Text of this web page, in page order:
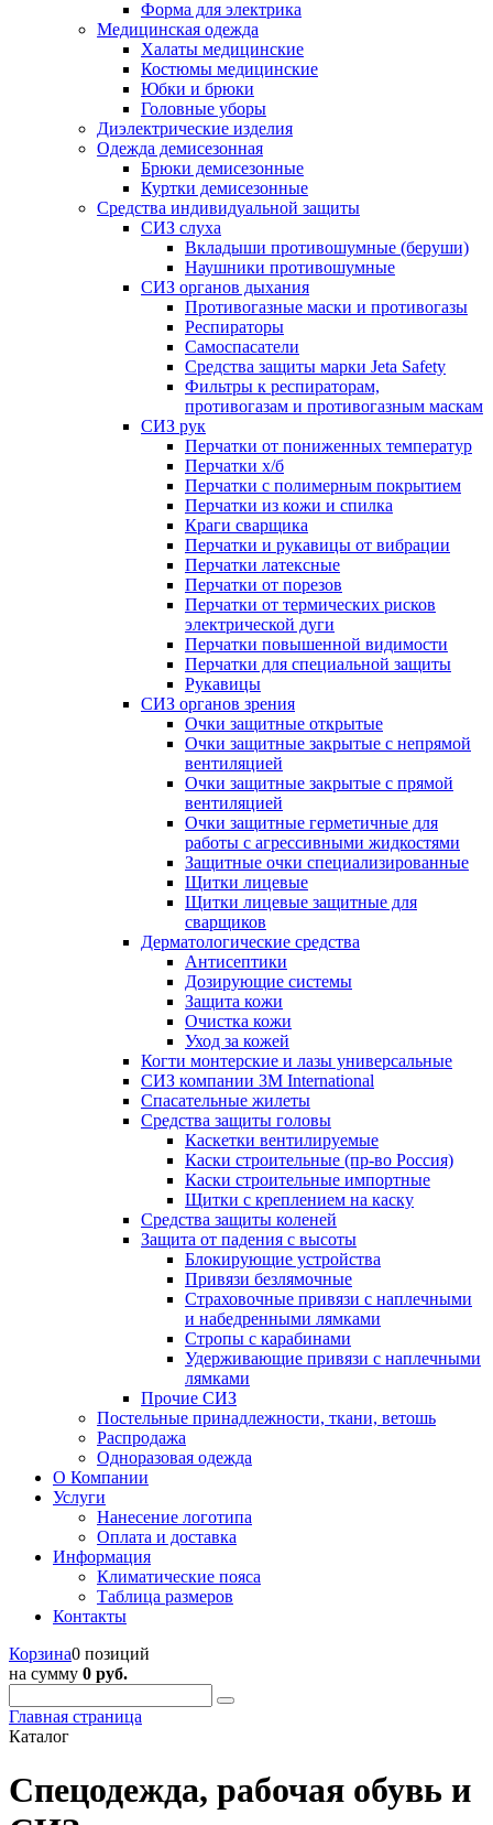
Форма для электрика
Медицинская одежда
Халаты медицинские
Костюмы медицинские
Юбки и брюки
Головные уборы
Диэлектрические изделия
Одежда демисезонная
Брюки демисезонные
Куртки демисезонные
Средства индивидуальной защиты
СИЗ слуха
Вкладыши противошумные (беруши)
Наушники противошумные
СИЗ органов дыхания
Противогазные маски и противогазы
Респираторы
Самоспасатели
Средства защиты марки Jeta Safety
Фильтры к респираторам,
противогазам и противогазным маскам
СИЗ рук
Перчатки от пониженных температур
Перчатки х/б
Перчатки с полимерным покрытием
Перчатки из кожи и спилка
Краги сварщика
Перчатки и рукавицы от вибрации
Перчатки латексные
Перчатки от порезов
Перчатки от термических рисков
электрической дуги
Перчатки повышенной видимости
Перчатки для специальной защиты
Рукавицы
СИЗ органов зрения
Очки защитные открытые
Очки защитные закрытые с непрямой
вентиляцией
Очки защитные закрытые с прямой
вентиляцией
Очки защитные герметичные для
работы с агрессивными жидкостями
Защитные очки специализированные
Щитки лицевые
Щитки лицевые защитные для
сварщиков
Дерматологические средства
Антисептики
Дозирующие системы
Защита кожи
Очистка кожи
Уход за кожей
Когти монтерские и лазы универсальные
СИЗ компании 3М International
Спасательные жилеты
Средства защиты головы
Каскетки вентилируемые
Каски строительные (пр-во Россия)
Каски строительные импортные
Щитки с креплением на каску
Средства защиты коленей
Защита от падения с высоты
Блокирующие устройства
Привязи безлямочные
Страховочные привязи с наплечными
и набедренными лямками
Стропы с карабинами
Удерживающие привязи с наплечными
лямками
Прочие СИЗ
Постельные принадлежности, ткани, ветошь
Распродажа
Одноразовая одежда
О Компании
Услуги
Нанесение логотипа
Оплата и доставка
Информация
Климатические пояса
Таблица размеров
Контакты
Корзина0 позиций
на сумму 0 руб.
Главная страница
Каталог
Спецодежда, рабочая обувь и